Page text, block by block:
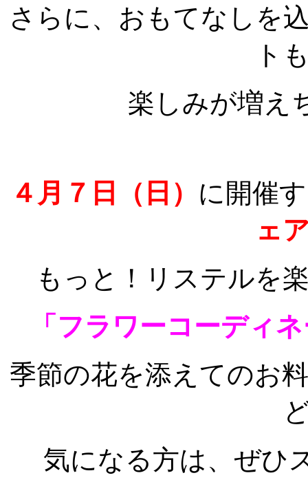
さらに、おもてなしを
ト
楽しみが増え
４月７日（日） に開催
ェ
もっと！リステルを
「フラワーコーディ
季節の花を添えてのお
気になる方は、ぜひ